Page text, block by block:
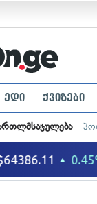
ედი ქვიზები